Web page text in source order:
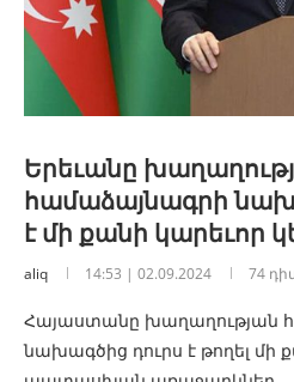
Երեւանը
համաձայնագրի
է մի քանի կարեւոր
aliq 14:53 | 02.09.2024 74
Հայաստանը խաղաղության
նախագծից դուրս է թողել մի